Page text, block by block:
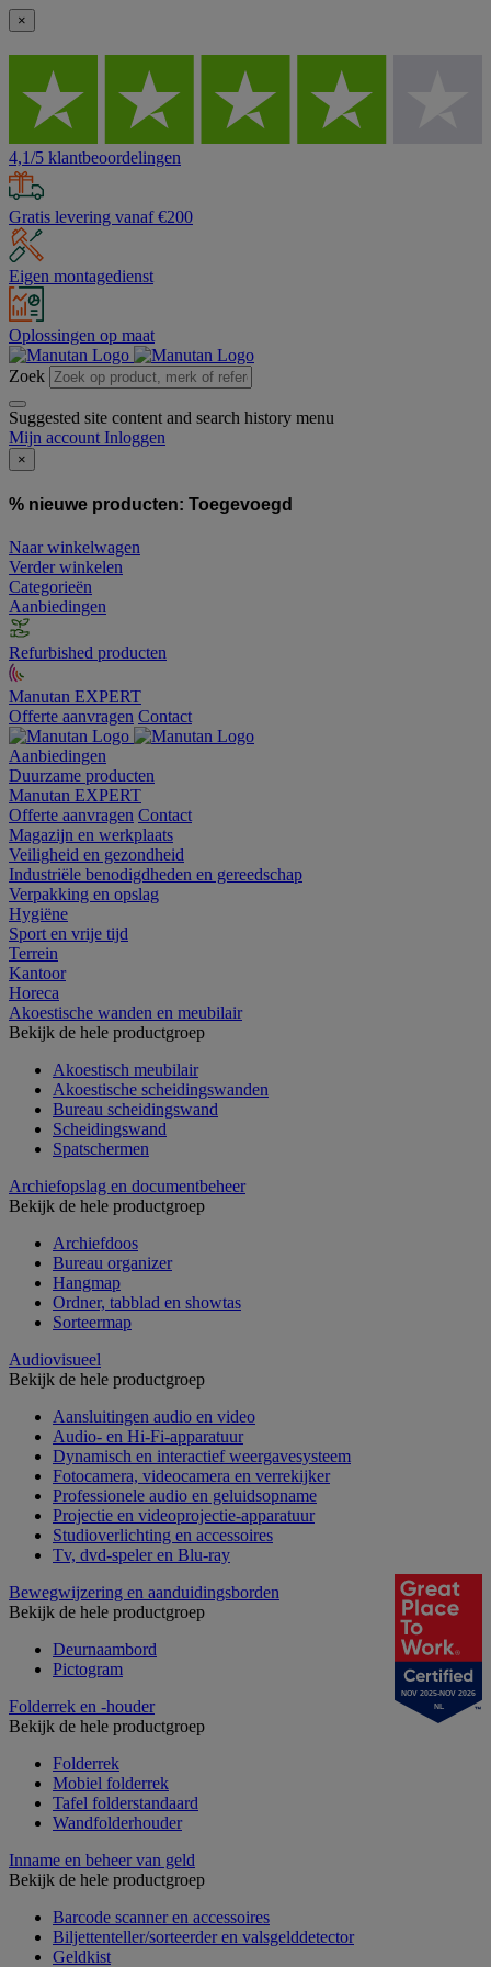
×
4,1/5 klantbeoordelingen
Gratis levering vanaf €200
Eigen montagedienst
Oplossingen op maat
Zoek
Suggested site content and search history menu
Mijn account Inloggen
×
% nieuwe producten: Toegevoegd
Naar winkelwagen
Verder winkelen
Categorieën
Aanbiedingen
Refurbished producten
Manutan EXPERT
Offerte aanvragen Contact
Aanbiedingen
Duurzame producten
Manutan EXPERT
Offerte aanvragen Contact
Magazijn en werkplaats
Veiligheid en gezondheid
Industriële benodigdheden en gereedschap
Verpakking en opslag
Hygiëne
Sport en vrije tijd
Terrein
Kantoor
Horeca
Akoestische wanden en meubilair
Bekijk de hele productgroep
Akoestisch meubilair
Akoestische scheidingswanden
Bureau scheidingswand
Scheidingswand
Spatschermen
Archiefopslag en documentbeheer
Bekijk de hele productgroep
Archiefdoos
Bureau organizer
Hangmap
Ordner, tabblad en showtas
Sorteermap
Audiovisueel
Bekijk de hele productgroep
Aansluitingen audio en video
Audio- en Hi-Fi-apparatuur
Dynamisch en interactief weergavesysteem
Fotocamera, videocamera en verrekijker
Professionele audio en geluidsopname
Projectie en videoprojectie-apparatuur
Studioverlichting en accessoires
Tv, dvd-speler en Blu-ray
Bewegwijzering en aanduidingsborden
Bekijk de hele productgroep
Deurnaambord
Pictogram
Folderrek en -houder
Bekijk de hele productgroep
Folderrek
Mobiel folderrek
Tafel folderstandaard
Wandfolderhouder
Inname en beheer van geld
Bekijk de hele productgroep
Barcode scanner en accessoires
Biljettenteller/sorteerder en valsgelddetector
Geldkist
NOV 2025-NOV 2026
NL